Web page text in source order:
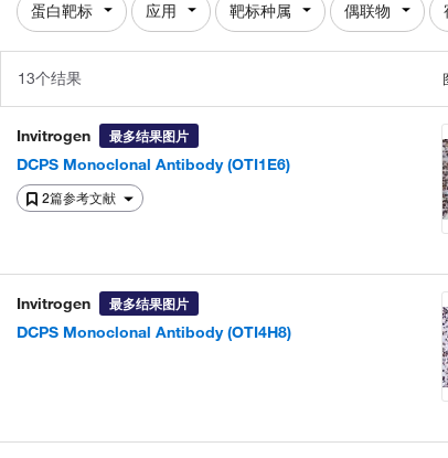
蛋白靶标 应用 靶标种属 偶联物
13个结果
Invitrogen 最多结果图片
DCPS Monoclonal Antibody (OTI1E6)
2篇参考文献
Invitrogen 最多结果图片
DCPS Monoclonal Antibody (OTI4H8)